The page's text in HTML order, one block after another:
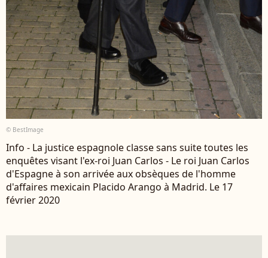
© BestImage
Info - La justice espagnole classe sans suite toutes les
enquêtes visant l'ex-roi Juan Carlos - Le roi Juan Carlos
d'Espagne à son arrivée aux obsèques de l'homme
d'affaires mexicain Placido Arango à Madrid. Le 17
février 2020